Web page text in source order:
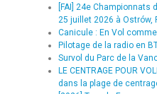
[FAI] 24e Championnats
25 juillet 2026 à Ostrów,
Canicule : En Vol
Pilotage de la radio en
Survol du Parc de la
LE CENTRAGE POUR
dans la plage de